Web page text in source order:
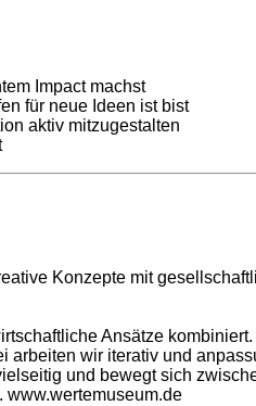
Impact machst
für neue Ideen ist bist
aktiv mitzugestalten
Konzepte mit
Ansätze
arbeiten wir iterativ und
und bewegt sich
www.wertemuseum.de